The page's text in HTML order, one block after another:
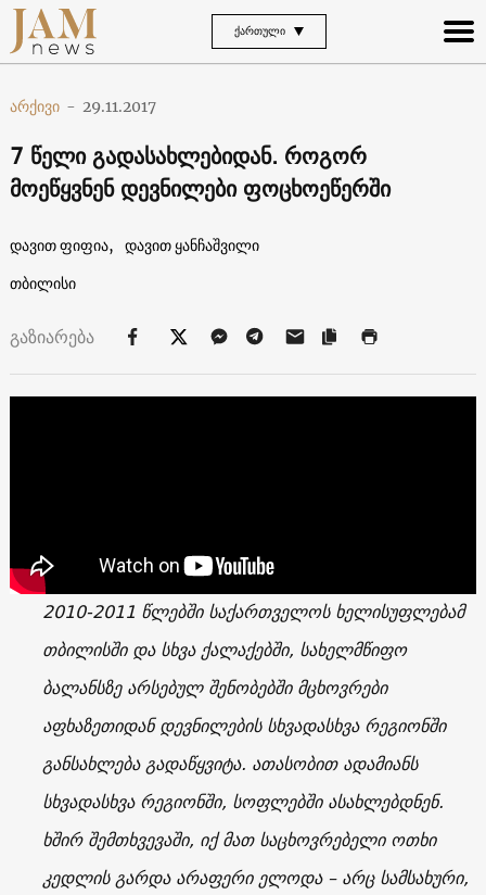
ᲥᲐᲠᲗᲣᲚᲘ
არქივი - 29.11.2017
7 წელი გადასახლებიდან. როგორ
მოეწყვნენ დევნილები ფოცხოეწერში
დავით ფიფია,
დავით ყანჩაშვილი
თბილისი
გაზიარება
2010-2011 წლებში საქართველოს ხელისუფლებამ
თბილისში და სხვა ქალაქებში, სახელმწიფო
ბალანსზე არსებულ შენობებში მცხოვრები
აფხაზეთიდან დევნილების სხვადასხვა რეგიონში
განსახლება გადაწყვიტა. ათასობით ადამიანს
სხვადასხვა რეგიონში, სოფლებში ასახლებდნენ.
ხშირ შემთხვევაში, იქ მათ საცხოვრებელი ოთხი
კედლის გარდა არაფერი ელოდა – არც სამსახური,